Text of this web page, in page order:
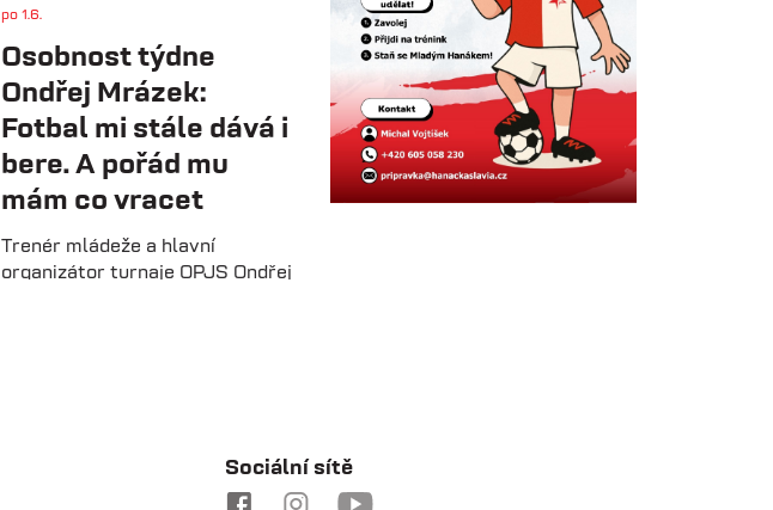
po 1.6.
Osobnost týdne
Ondřej Mrázek:
Fotbal mi stále dává i
bere. A pořád mu
mám co vracet
Trenér mládeže a hlavní
organizátor turnaje OPJS Ondřej
mládežnické turnaje pro rozvoj
Sociální sítě